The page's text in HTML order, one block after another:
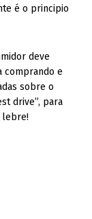
é o principio
deve
comprando e
sobre o
drive”, para
lebre!